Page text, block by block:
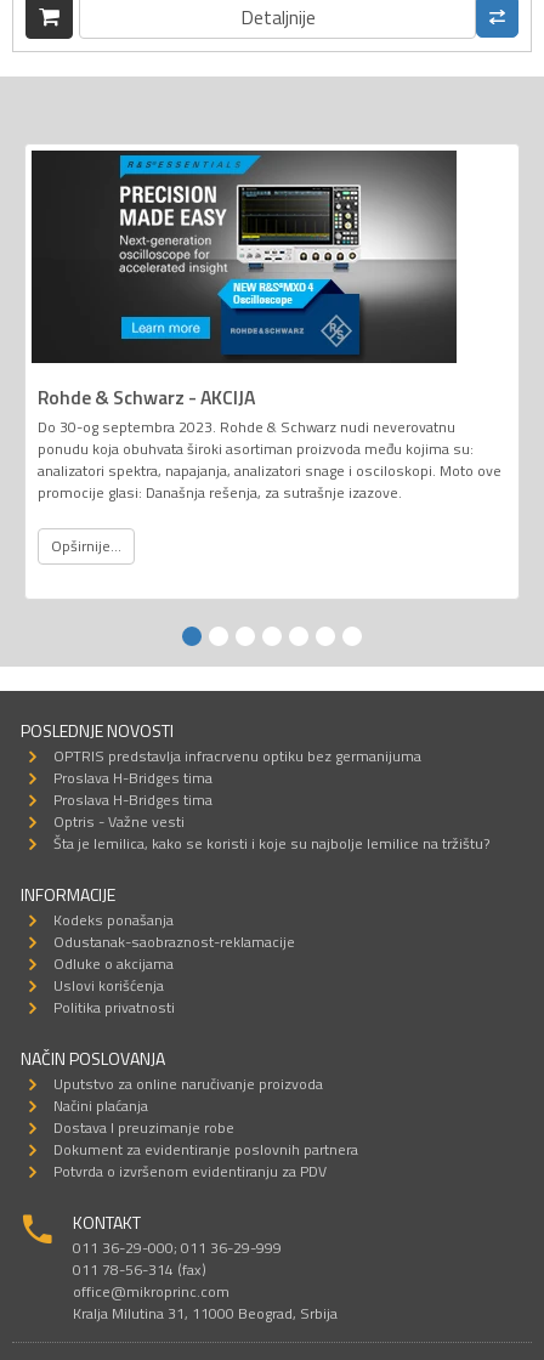
Detaljnije
Rohde & Schwarz - AKCIJA
Do 30-og septembra 2023. Rohde & Schwarz nudi neverovatnu
ponudu koja obuhvata široki asortiman proizvoda među kojima su:
analizatori spektra, napajanja, analizatori snage i osciloskopi. Moto ove
promocije glasi: Današnja rešenja, za sutrašnje izazove.
Opširnije...
POSLEDNJE NOVOSTI
OPTRIS predstavlja infracrvenu optiku bez germanijuma
Proslava H-Bridges tima
Proslava H-Bridges tima
Optris - Važne vesti
Šta je lemilica, kako se koristi i koje su najbolje lemilice na tržištu?
INFORMACIJE
Kodeks ponašanja
Odustanak-saobraznost-reklamacije
Odluke o akcijama
Uslovi korišćenja
Politika privatnosti
NAČIN POSLOVANJA
Uputstvo za online naručivanje proizvoda
Načini plaćanja
Dostava I preuzimanje robe
Dokument za evidentiranje poslovnih partnera
Potvrda o izvršenom evidentiranju za PDV
KONTAKT
011 36-29-000; 011 36-29-999
011 78-56-314 (fax)
office@mikroprinc.com
Kralja Milutina 31, 11000 Beograd, Srbija